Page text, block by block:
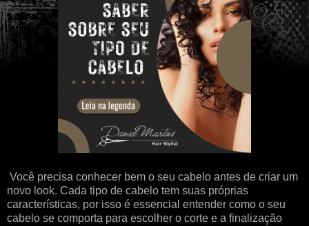
Você precisa conhecer bem o seu cabelo antes de criar um
novo look. Cada tipo de cabelo tem suas próprias
características, por isso é essencial entender como o seu
cabelo se comporta para escolher o corte e a finalização